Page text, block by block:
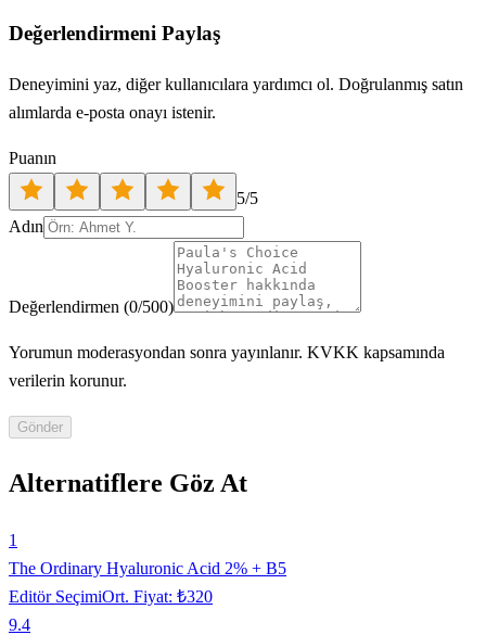
Değerlendirmeni Paylaş
Deneyimini yaz, diğer kullanıcılara yardımcı ol. Doğrulanmış satın
alımlarda e-posta onayı istenir.
Puanın
5/5
Adın
Değerlendirmen (0/500)
Yorumun moderasyondan sonra yayınlanır. KVKK kapsamında
verilerin korunur.
Gönder
Alternatiflere Göz At
1
The Ordinary Hyaluronic Acid 2% + B5
Editör SeçimiOrt. Fiyat: ₺320
9.4